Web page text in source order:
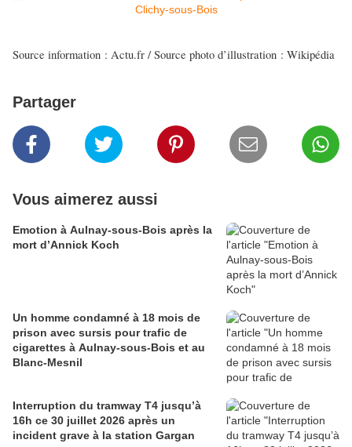
Source information : Actu.fr / Source photo d’illustration : Wikipédia
Partager
Vous aimerez aussi
Emotion à Aulnay-sous-Bois après la
mort d’Annick Koch
Un homme condamné à 18 mois de
prison avec sursis pour trafic de
cigarettes à Aulnay-sous-Bois et au
Blanc-Mesnil
Interruption du tramway T4 jusqu’à
16h ce 30 juillet 2026 après un
incident grave à la station Gargan